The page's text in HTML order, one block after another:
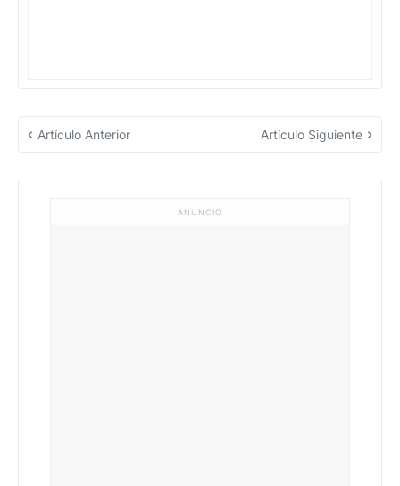
Artículo Anterior Artículo Siguiente
ANUNCIO